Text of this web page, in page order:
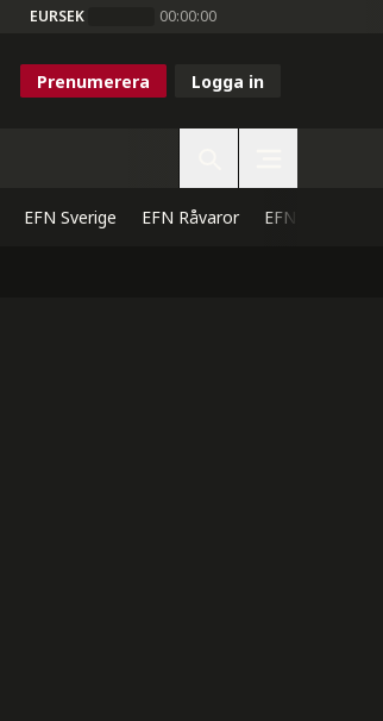
EURSEK 00:00:00
Prenumerera Logga in
EFN Sverige EFN Råvaror EFN Direkt